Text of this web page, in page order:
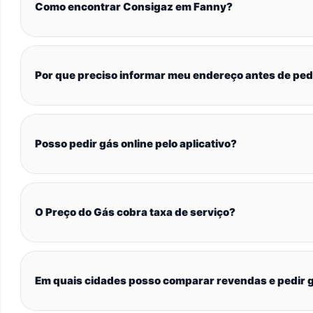
Como encontrar Consigaz em Fanny?
Por que preciso informar meu endereço antes de
Posso pedir gás online pelo aplicativo?
O Preço do Gás cobra taxa de serviço?
Em quais cidades posso comparar revendas e pedir